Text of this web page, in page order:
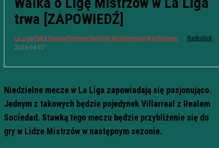
trwa [ZAPOWIEDŹ]
La Liga Piłka Nożna Primera Division Wiadomości Wyróżnione
RadioGol
2023-04-02
Niedzielne mecze w La Liga zapowiadają się pasjonująco.
Jednym z takowych będzie pojedynek Villarreal z Realem
Sociedad. Stawką tego meczu będzie przybliżenie się do
gry w Lidze Mistrzów w następnym sezonie.